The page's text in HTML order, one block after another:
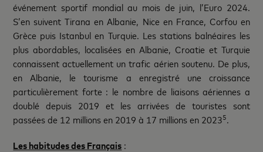
événement sportif mondial au mois de juin, l’Euro 2024.
S’en suivent Tirana en Albanie, Nice en France, Corfou en
Grèce puis Istanbul en Turquie. Les stations balnéaires les
plus abordables, localisées en Albanie, Croatie et Turquie
connaissent actuellement un trafic aérien soutenu. De plus,
en Albanie, le tourisme a enregistré une croissance
particulièrement forte : le nombre de liaisons aériennes a
doublé depuis 2019 et les arrivées de touristes sont
passées de 12 millions en 2019 à 17 millions en 20235.
Les habitudes des Français :